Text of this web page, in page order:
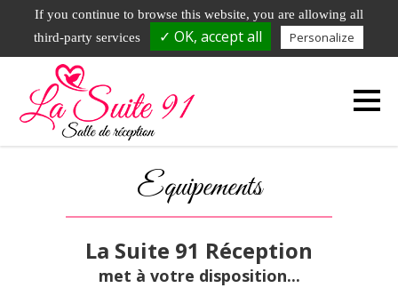
DEMANDE DE RAPPEL
01.79.72.73.23
51 avenue de l'Hurepoix - 91700 Fleury Merogis
Equipements
La Suite 91 Réception
met à votre disposition...
If you continue to browse this website, you are allowing all
third-party services
✓ OK, accept all Personalize